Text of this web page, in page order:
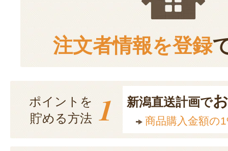
注文者情報を登録
ポイントを
貯める方法 1 新潟直送計画で
商品購入金額の